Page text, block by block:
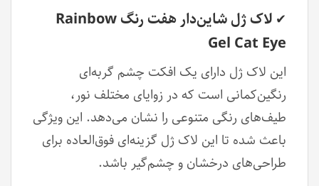
✔
لاک ژل شاین‌دار هفت رنگ Rainbow
Gel Cat Eye
این لاک ژل دارای یک افکت چشم گربه‌ای
رنگین‌کمانی است که در زوایای مختلف نور،
طیف‌های رنگی متنوعی را نشان می‌دهد. این ویژگی
باعث شده تا این لاک ژل گزینه‌ای فوق‌العاده برای
طراحی‌های درخشان و چشم‌گیر باشد.